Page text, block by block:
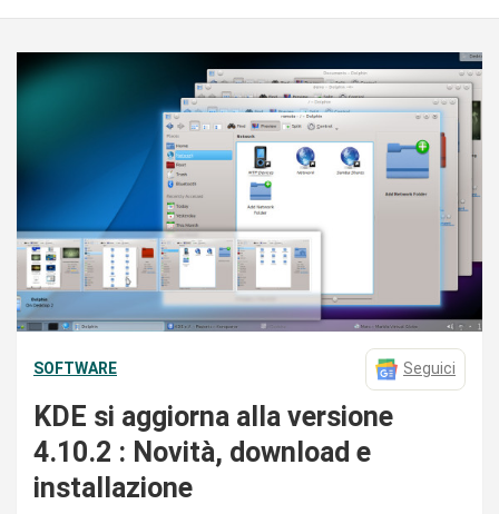
SOFTWARE Seguici
KDE si aggiorna alla versione
4.10.2 : Novità, download e
installazione